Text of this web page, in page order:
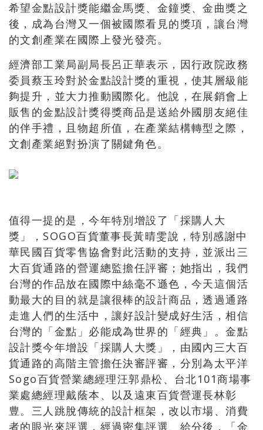
希望金點設計獎能繼金馬獎、金鐘獎、金曲獎之
後，成為台灣又一個被國際看見的獎項，讓台灣
的文創產業在國際上發光發亮。
經濟部工業局副局長呂正華表示，因行政院政務
委員蔡玉玲對於金點設計獎的重視，使其層級能
夠提升，並大力推動國際化。他說，在展銷會上
販售的金點設計獎得獎商品是送給外國朋友絕佳
的伴手禮，且物超所值，在產業結構轉型之際，
文創產業絕對扮演了關鍵角色。
值得一提的是，今年特別增設了「採購人大
獎」，SOGO百貨董事長黃晴雯說，特別感謝中
華民國百貨零售協會對此活動的支持，並派出三
大百貨通路的營運總監擔任評審；她指出，我們
台灣的作品放在國際中絲毫不遜色，今天這個活
動最大的目的就是讓很棒的設計商品，透過通路
走進人們的生活中，讓好設計變成好生活，相信
台灣的「金點」必能成為世界的「經典」。金點
設計獎今年增設「採購人大獎」，由國內三大百
貨通路的高階主管擔任決審評審，分別為太平洋
Sogo百貨營業總經理汪郭鼎松、台北101商場事
業處總經理戴蔭本、以及遠東百貨營運長林彰
豊。三人跳脫傳統的設計框架，改以市場、消費
者的眼光來評選，經過密集評選、給分後，「金